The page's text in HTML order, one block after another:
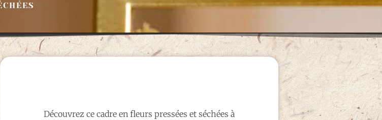
Découvrez ce cadre en fleurs pressées et séchées à